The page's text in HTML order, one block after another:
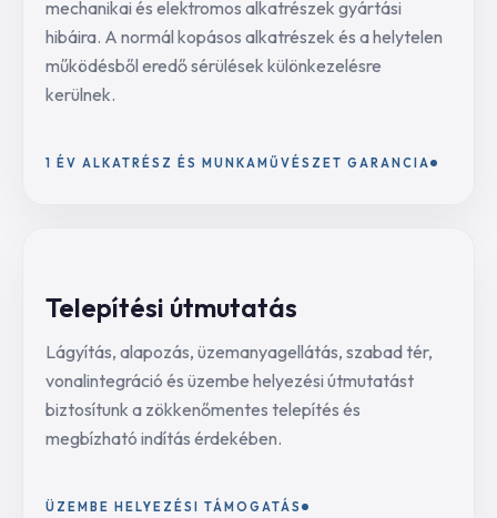
mechanikai és elektromos alkatrészek gyártási
hibáira. A normál kopásos alkatrészek és a helytelen
működésből eredő sérülések különkezelésre
kerülnek.
1 ÉV ALKATRÉSZ ÉS MUNKAMŰVÉSZET GARANCIA
Telepítési útmutatás
Lágyítás, alapozás, üzemanyagellátás, szabad tér,
vonalintegráció és üzembe helyezési útmutatást
biztosítunk a zökkenőmentes telepítés és
megbízható indítás érdekében.
ÜZEMBE HELYEZÉSI TÁMOGATÁS